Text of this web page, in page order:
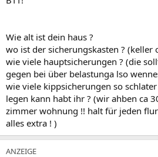
Wie alt ist dein haus ?
wo ist der sicherungskasten ? (keller
wie viele hauptsicherungen ? (die
gegen bei über belastunga lso
wie viele kippsicherungen so
legen kann habt ihr ? (wir ahben ca
zimmer wohnung !! halt für jeden
alles extra ! )